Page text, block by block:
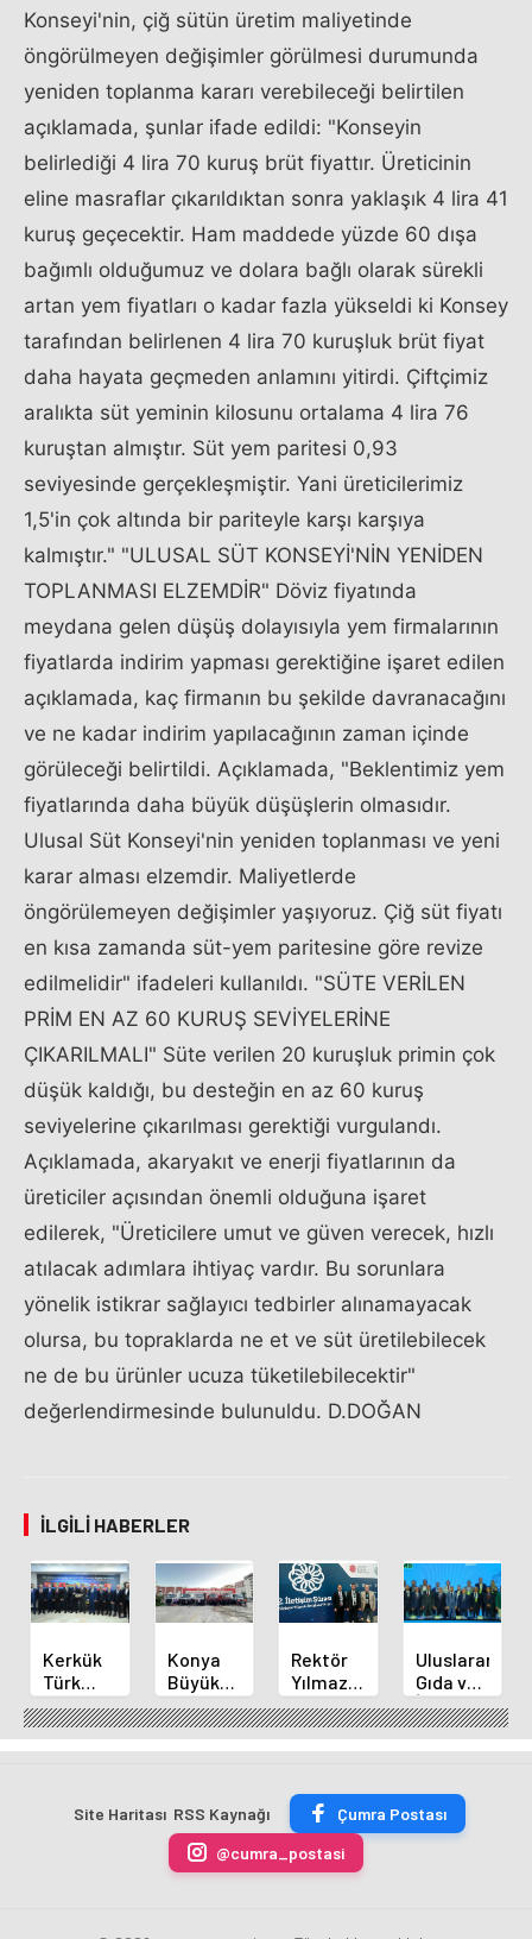
Konseyi'nin, çiğ sütün üretim maliyetinde
öngörülmeyen değişimler görülmesi durumunda
yeniden toplanma kararı verebileceği belirtilen
açıklamada, şunlar ifade edildi: "Konseyin
belirlediği 4 lira 70 kuruş brüt fiyattır. Üreticinin
eline masraflar çıkarıldıktan sonra yaklaşık 4 lira 41
kuruş geçecektir. Ham maddede yüzde 60 dışa
bağımlı olduğumuz ve dolara bağlı olarak sürekli
artan yem fiyatları o kadar fazla yükseldi ki Konsey
tarafından belirlenen 4 lira 70 kuruşluk brüt fiyat
daha hayata geçmeden anlamını yitirdi. Çiftçimiz
aralıkta süt yeminin kilosunu ortalama 4 lira 76
kuruştan almıştır. Süt yem paritesi 0,93
seviyesinde gerçekleşmiştir. Yani üreticilerimiz
1,5'in çok altında bir pariteyle karşı karşıya
kalmıştır." "ULUSAL SÜT KONSEYİ'NİN YENİDEN
TOPLANMASI ELZEMDİR" Döviz fiyatında
meydana gelen düşüş dolayısıyla yem firmalarının
fiyatlarda indirim yapması gerektiğine işaret edilen
açıklamada, kaç firmanın bu şekilde davranacağını
ve ne kadar indirim yapılacağının zaman içinde
görüleceği belirtildi. Açıklamada, "Beklentimiz yem
fiyatlarında daha büyük düşüşlerin olmasıdır.
Ulusal Süt Konseyi'nin yeniden toplanması ve yeni
karar alması elzemdir. Maliyetlerde
öngörülemeyen değişimler yaşıyoruz. Çiğ süt fiyatı
en kısa zamanda süt-yem paritesine göre revize
edilmelidir" ifadeleri kullanıldı. "SÜTE VERİLEN
PRİM EN AZ 60 KURUŞ SEVİYELERİNE
ÇIKARILMALI" Süte verilen 20 kuruşluk primin çok
düşük kaldığı, bu desteğin en az 60 kuruş
seviyelerine çıkarılması gerektiği vurgulandı.
Açıklamada, akaryakıt ve enerji fiyatlarının da
üreticiler açısından önemli olduğuna işaret
edilerek, "Üreticilere umut ve güven verecek, hızlı
atılacak adımlara ihtiyaç vardır. Bu sorunlara
yönelik istikrar sağlayıcı tedbirler alınamayacak
olursa, bu topraklarda ne et ve süt üretilebilecek
ne de bu ürünler ucuza tüketilebilecektir"
değerlendirmesinde bulunuldu. D.DOĞAN
İLGILI HABERLER
Kerkük
Türk
Dünyası
Belediyeler
Birliği
Konya
Büyükşehir'den
Alanya
Yangınına
Destek
Rektör
Yılmaz
ve
Akademisyenler
2.
Şurasında
Uluslararası
Gıda ve
İnovasyon
Forumu
Selçuklu'da
Site Haritası RSS Kaynağı
Çumra Postası
@cumra_postasi